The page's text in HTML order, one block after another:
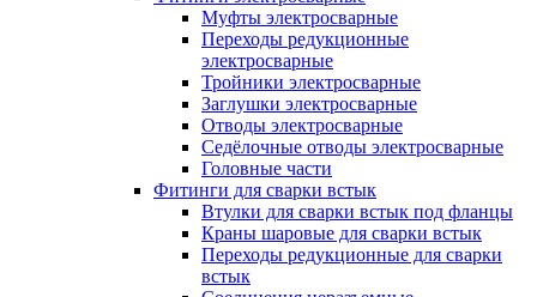
Муфты электросварные
Переходы редукционные
электросварные
Тройники электросварные
Заглушки электросварные
Отводы электросварные
Седёлочные отводы электросварные
Головные части
Фитинги для сварки встык
Втулки для сварки встык под фланцы
Краны шаровые для сварки встык
Переходы редукционные для сварки
встык